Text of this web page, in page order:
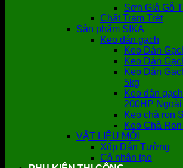
Sơn Giả Gỗ
Chất Trám Trét
Sản phẩm SIKA
Keo dán gạch
Keo Dán
Keo Dán
Keo Dán
5kg
Keo dán
200HP
Keo chà ron
Keo Chà
VẬT LIỆU MỚI
Xốp Dán Tường
Cỏ nhân tạo